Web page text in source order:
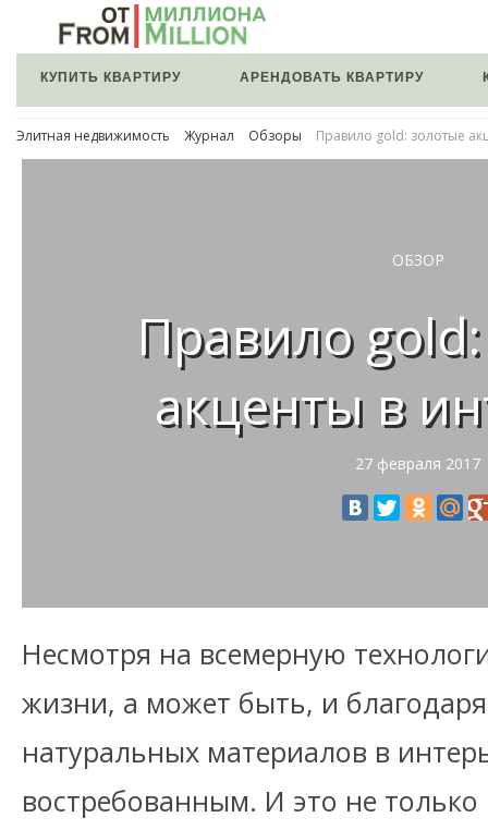
КУПИТЬ КВАРТИРУ АРЕНДОВАТЬ КВАРТИРУ
Элитная недвижимость Журнал Обзоры Правило gold: золотые
ОБЗОР
Правило
акценты в
27 февраля 2017
Несмотря на всемерную
жизни, а может быть, и
натуральных материалов в
востребованным. И это не